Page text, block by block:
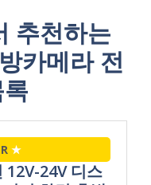
추천하는
카메라 전
★
12V-24V 디스